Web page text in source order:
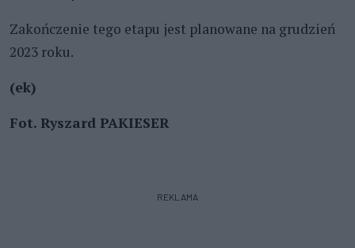
Zakończenie tego etapu jest planowane na grudzień
2023 roku.
(ek)
Fot. Ryszard PAKIESER
REKLAMA